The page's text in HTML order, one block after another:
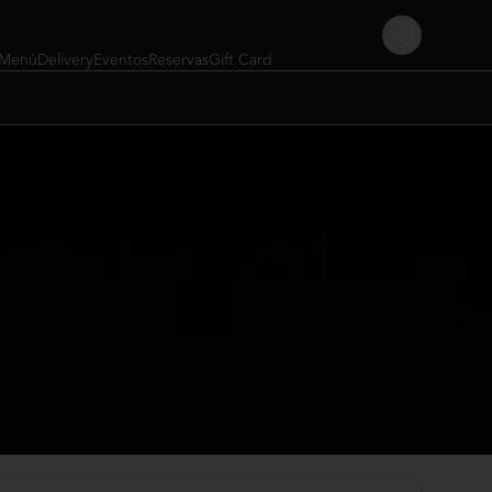
Delivery Eventos ReservasGift Card
Login